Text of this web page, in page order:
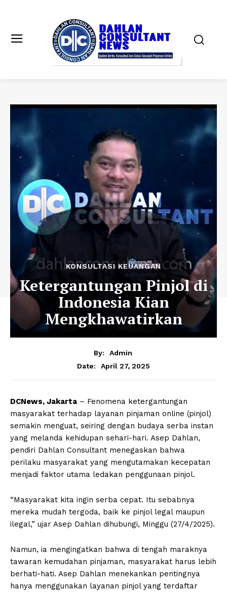
KONSULTASI KEUANGAN
Ketergantungan Pinjol di
Indonesia Kian
Mengkhawatirkan
By:
Admin
Date:
April 27, 2025
DCNews, Jakarta – Fenomena ketergantungan
masyarakat terhadap layanan pinjaman online (pinjol)
semakin menguat, seiring dengan budaya serba instan
yang melanda kehidupan sehari-hari. Asep Dahlan,
pendiri Dahlan Consultant menegaskan bahwa
perilaku masyarakat yang mengutamakan kecepatan
menjadi faktor utama ledakan penggunaan pinjol.
“Masyarakat kita ingin serba cepat. Itu sebabnya
mereka mudah tergoda, baik ke pinjol legal maupun
ilegal,” ujar Asep Dahlan dihubungi, Minggu (27/4/2025).
Namun, ia mengingatkan bahwa di tengah maraknya
tawaran kemudahan pinjaman, masyarakat harus lebih
berhati-hati. Asep Dahlan menekankan pentingnya
hanya menggunakan layanan pinjol yang terdaftar